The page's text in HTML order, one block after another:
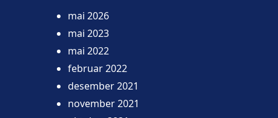
mai 2026
mai 2023
mai 2022
februar 2022
desember 2021
november 2021